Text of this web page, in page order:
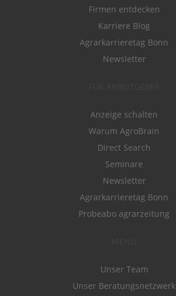
Firmen entdecken
Karriere Blog
Agrarkarrieretag Bonn
Newsletter
Anzeige schalten
Warum AgroBrain
Direct Search
Seminare
Newsletter
Agrarkarrieretag Bonn
Probeabo agrarzeitung
Unser Team
Unser Beratungsnetzwerk